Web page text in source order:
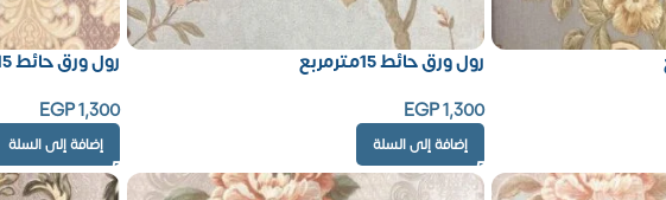
رول ورق حائط 15مترمربع
EGP1,300
إضافة إلى السلة
رول ورق حائط 15مترمربع
EGP1,300
إضافة إلى السلة